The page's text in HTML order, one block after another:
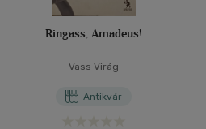
Ringass, Amadeus!
Vass Virág
Antikvár